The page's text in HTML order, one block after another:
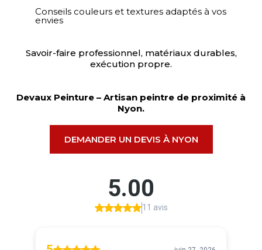
Conseils couleurs et textures adaptés à vos
envies
Savoir-faire professionnel, matériaux durables,
exécution propre.
Devaux Peinture – Artisan peintre de proximité à
Nyon.
DEMANDER UN DEVIS À NYON